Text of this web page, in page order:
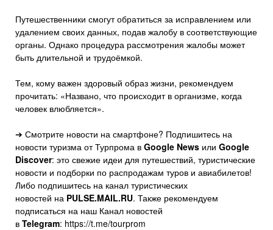
Путешественники смогут обратиться за исправлением или
удалением своих данных, подав жалобу в соответствующие
органы. Однако процедура рассмотрения жалобы может
быть длительной и трудоёмкой.
Тем, кому важен здоровый образ жизни, рекомендуем
прочитать: «Названо, что происходит в организме, когда
человек влюбляется».
➔ Смотрите новости на смартфоне? Подпишитесь на
новости туризма от Турпрома в Google News или Google
Discover: это свежие идеи для путешествий, туристические
новости и подборки по распродажам туров и авиабилетов!
Либо подпишитесь на канал туристических
новостей на PULSE.MAIL.RU. Также рекомендуем
подписаться на наш Канал новостей
в Telegram: https://t.me/tourprom